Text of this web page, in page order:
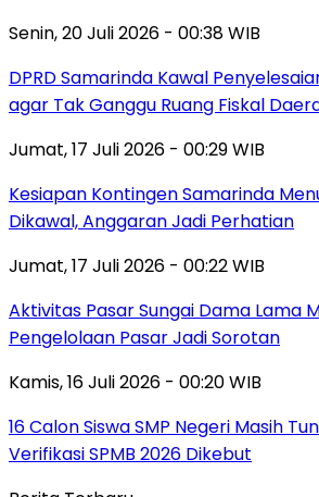
Senin, 20 Juli 2026 - 00:38 WIB
DPRD Samarinda Kawal
agar Tak Ganggu Ruang Fiskal
Jumat, 17 Juli 2026 - 00:29 WIB
Kesiapan Kontingen Samarinda
Dikawal, Anggaran Jadi Perhatian
Jumat, 17 Juli 2026 - 00:22 WIB
Aktivitas Pasar Sungai Dama Lama
Pengelolaan Pasar Jadi Sorotan
Kamis, 16 Juli 2026 - 00:20 WIB
16 Calon Siswa SMP Negeri Masih
Verifikasi SPMB 2026 Dikebut